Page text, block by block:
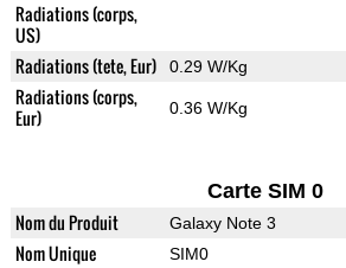
Radiations (corps,
US)
Radiations (tete, Eur) 0.29 W/Kg
Radiations (corps,
Eur)
0.36 W/Kg
Carte SIM 0
Nom du Produit Galaxy Note 3
Nom Unique SIM0